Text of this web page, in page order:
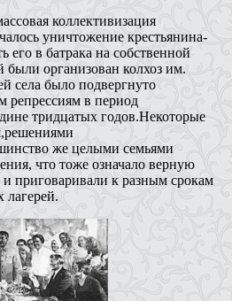
коллективизация
уничтожение крестьянина-
его в батрака на собственной
были организован колхоз им.
села было подвергнуто
репрессиям в период
тридцатых годов.Некоторые
же целыми семьями
что тоже означало верную
приговаривали к разным срокам
лагерей.